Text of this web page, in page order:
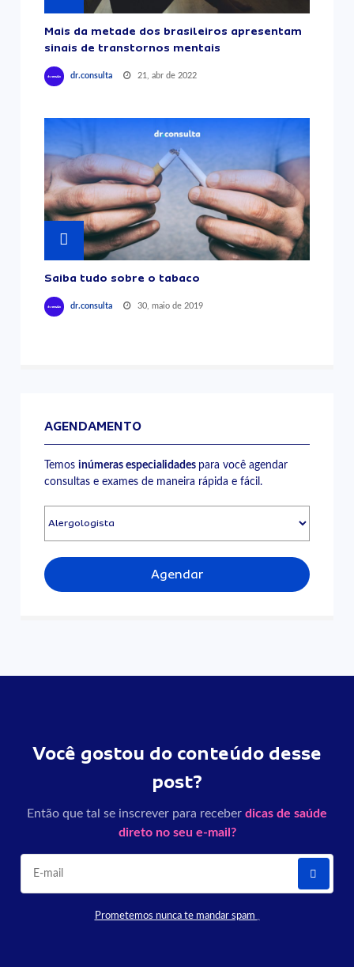
Mais da metade dos brasileiros apresentam
sinais de transtornos mentais
dr.consulta 21, abr de 2022
Saiba tudo sobre o tabaco
dr.consulta 30, maio de 2019
AGENDAMENTO
Temosinúmeras especialidades para você agendar
consultas e exames de maneira rápida e fácil.
Agendar
Você gostou do conteúdo desse
post?
Então que tal se inscrever para receber dicas de saúde
direto no seu e-mail?
Prometemos nunca te mandar spam